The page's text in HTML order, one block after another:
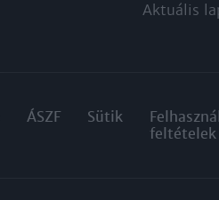
Aktuális
ÁSZF Sütik
feltételek